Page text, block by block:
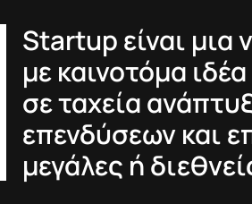
Startup είναι μια
με καινοτόμα
σε ταχεία
επενδύσεων και
μεγάλες ή